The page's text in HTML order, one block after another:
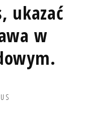
ukazać
w